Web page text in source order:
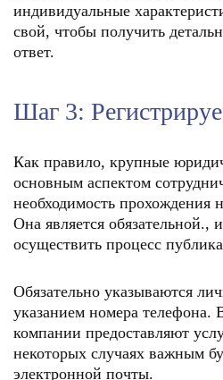
индивидуальные
свой, чтобы получить
ответ.
Шаг 3:
Как правило, крупные
основным аспектом
необходимость прохождения
Она является обязательной.,
осуществить процесс
Обязательно указываются
указанием номера телефона.
компании предоставляют
некоторых случаях важным
электронной почты.